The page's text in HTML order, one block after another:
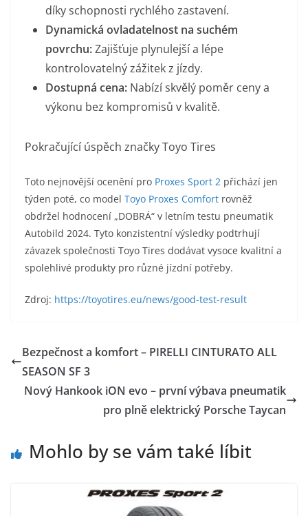
díky schopnosti rychlého zastavení.
​Dynamická ovladatelnost na suchém
povrchu:Zajišťuje plynulejší a lépe
kontrolovatelný zážitek z jízdy.
Dostupná cena: Nabízí skvělý poměr ceny a
výkonu bez kompromisů v kvalitě.
​Pokračující úspěch značky Toyo Tires
Toto nejnovější ocenění pro Proxes Sport 2 přichází jen
týden poté, co model Toyo Proxes Comfort rovněž
obdržel hodnocení „DOBRÁ“ v letním testu pneumatik
Autobild 2024. Tyto konzistentní výsledky podtrhují
závazek společnosti Toyo Tires dodávat vysoce kvalitní a
spolehlivé produkty pro různé jízdní potřeby.
​Zdroj: https://toyotires.eu/news/good-test-result
Bezpečnost a komfort – PIRELLI CINTURATO ALL
SEASON SF 3
Nový Hankook iON evo – první výbava pneumatik
pro plně elektrický Porsche Taycan
Mohlo by se vám také líbit